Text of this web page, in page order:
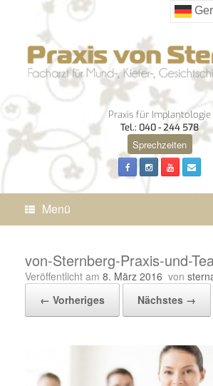
Praxis für Implantologie
Tel.: 040 - 244 578
Sprechzeiten
Menü
von-Sternberg-Praxis-und-
Veröffentlicht am 8. März 2016 von
← Vorheriges
Nächstes →